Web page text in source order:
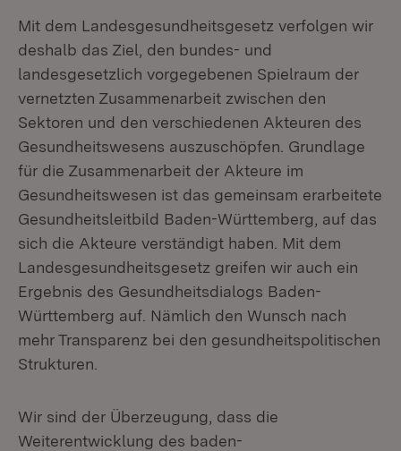
Mit dem Landesgesundheitsgesetz verfolgen wir
deshalb das Ziel, den bundes- und
landesgesetzlich vorgegebenen Spielraum der
vernetzten Zusammenarbeit zwischen den
Sektoren und den verschiedenen Akteuren des
Gesundheitswesens auszuschöpfen. Grundlage
für die Zusammenarbeit der Akteure im
Gesundheitswesen ist das gemeinsam erarbeitete
Gesundheitsleitbild Baden-Württemberg, auf das
sich die Akteure verständigt haben. Mit dem
Landesgesundheitsgesetz greifen wir auch ein
Ergebnis des Gesundheitsdialogs Baden-
Württemberg auf. Nämlich den Wunsch nach
mehr Transparenz bei den gesundheitspolitischen
Strukturen.
Wir sind der Überzeugung, dass die
Weiterentwicklung des baden-